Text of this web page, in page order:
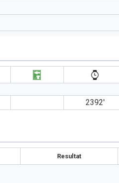
2392′
Resultat